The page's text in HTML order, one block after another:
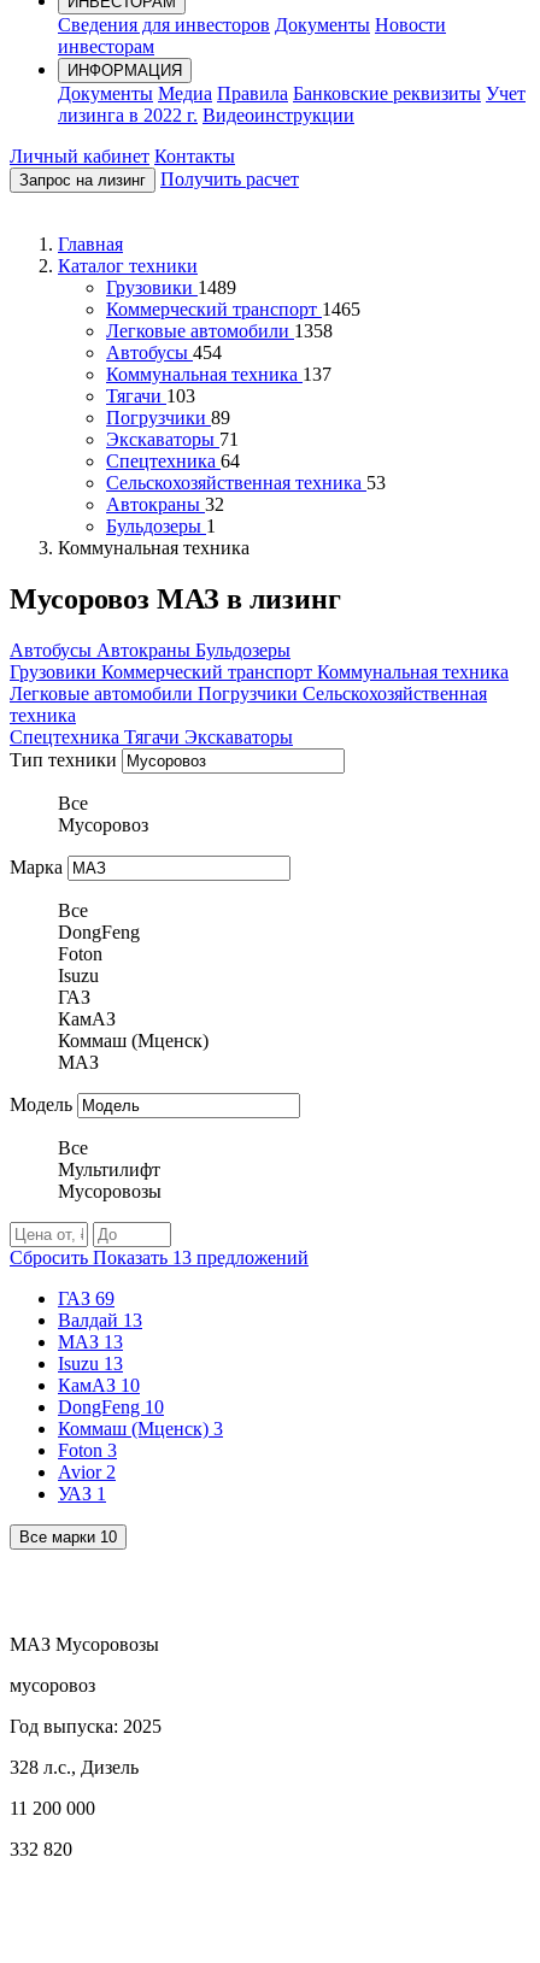
Сведения для инвесторов Документы Новости
инвесторам
ИНФОРМАЦИЯ
Документы Медиа Правила Банковские реквизиты Учет
лизинга в 2022 г. Видеоинструкции
Личный кабинет Контакты
Запрос на лизинг Получить расчет
Главная
Каталог техники
Грузовики 1489
Коммерческий транспорт 1465
Легковые автомобили 1358
Автобусы 454
Коммунальная техника 137
Тягачи 103
Погрузчики 89
Экскаваторы 71
Спецтехника 64
Сельскохозяйственная техника 53
Автокраны 32
Бульдозеры 1
Коммунальная техника
Мусоровоз МАЗ в лизинг
Автобусы Автокраны Бульдозеры
Грузовики Коммерческий транспорт Коммунальная техника
Легковые автомобили Погрузчики Сельскохозяйственная
техника
Спецтехника Тягачи Экскаваторы
Тип техники
Все
Мусоровоз
Марка
Все
DongFeng
Foton
Isuzu
ГАЗ
КамАЗ
Коммаш (Мценск)
МАЗ
Модель
Все
Мультилифт
Мусоровозы
Сбросить Показать 13 предложений
ГАЗ 69
Валдай 13
МАЗ 13
Isuzu 13
КамАЗ 10
DongFeng 10
Коммаш (Мценск) 3
Foton 3
Avior 2
УАЗ 1
Все марки 10
МАЗ Мусоровозы
мусоровоз
Год выпуска: 2025
328 л.с., Дизель
11 200 000
332 820